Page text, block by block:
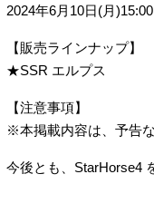
2024年6月10日(月
【販売ラインナップ】
★SSR エルプス
【注意事項】
※本掲載内容は、予告
今後とも、StarHorse4